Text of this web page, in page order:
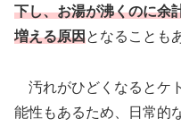
下し、お湯が沸くのに余
増える原因となることも
汚れがひどくなるとケ
能性もあるため、日常的